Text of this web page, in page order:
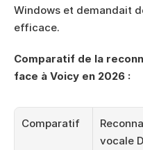
Windows et demandait
efficace.
Comparatif de la
face à Voicy en 2026 :
Comparatif
vocale